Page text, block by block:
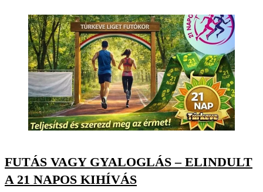
FUTÁS VAGY GYALOGLÁS – ELINDULT
A 21 NAPOS KIHÍVÁS